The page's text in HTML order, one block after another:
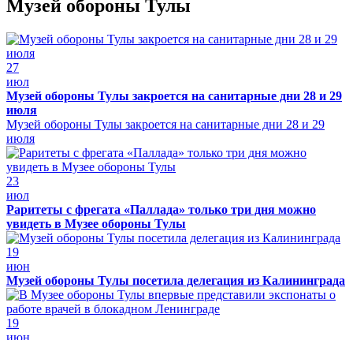
Музей обороны Тулы
27
июл
Музей обороны Тулы закроется на санитарные дни 28 и 29
июля
Музей обороны Тулы закроется на санитарные дни 28 и 29
июля
23
июл
Раритеты с фрегата «Паллада» только три дня можно
увидеть в Музее обороны Тулы
19
июн
Музей обороны Тулы посетила делегация из Калининграда
19
июн